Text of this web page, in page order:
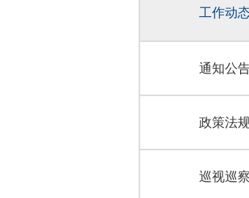
工作动
通知公
政策法
巡视巡察